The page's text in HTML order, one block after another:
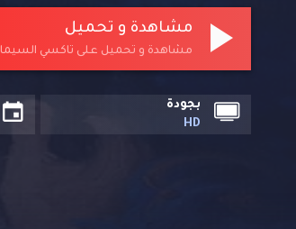
مشاهدة و تحميل
مشاهدة و تحميل على تاكسي السيما
بجودة
HD